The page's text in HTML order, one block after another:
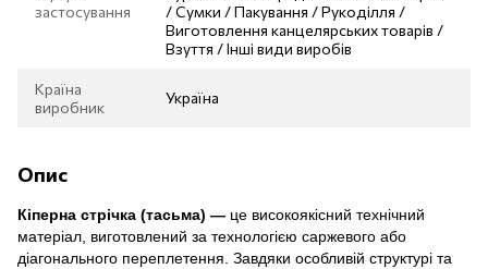
застосування
/ Сумки / Пакування / Рукоділля /
Виготовлення канцелярських товарів /
Взуття / Інші види виробів
Країна
виробник
Україна
Опис
Кіперна стрічка (тасьма) — це високоякісний технічний
матеріал, виготовлений за технологією саржевого або
діагонального переплетення. Завдяки особливій структурі та